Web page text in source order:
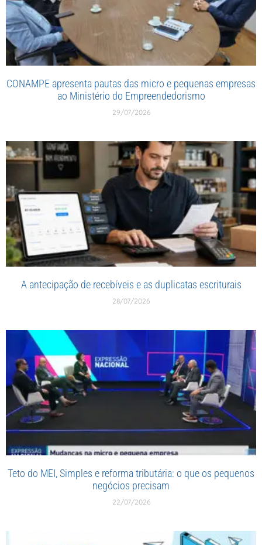
CONAMPE apresenta pautas das micro e pequenas empresas
ao Ministério do Empreendedorismo
29/07/2026
A antecipação de recebíveis e as duplicatas escriturais
28/07/2026
Teto do MEI, Simples e reforma tributária: o que os pequenos
negócios precisam
22/07/2026